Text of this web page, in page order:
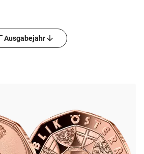
Ausgabejahr